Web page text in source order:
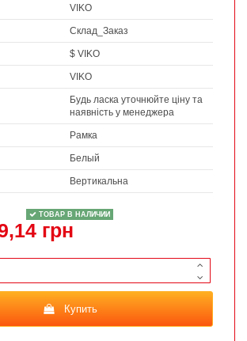
VIKO
Склад_Заказ
$ VIKO
VIKO
Будь ласка уточнюйте ціну та
наявність у менеджера
Рамка
Белый
Вертикальна
ТОВАР В НАЛИЧИИ
грн
Купить